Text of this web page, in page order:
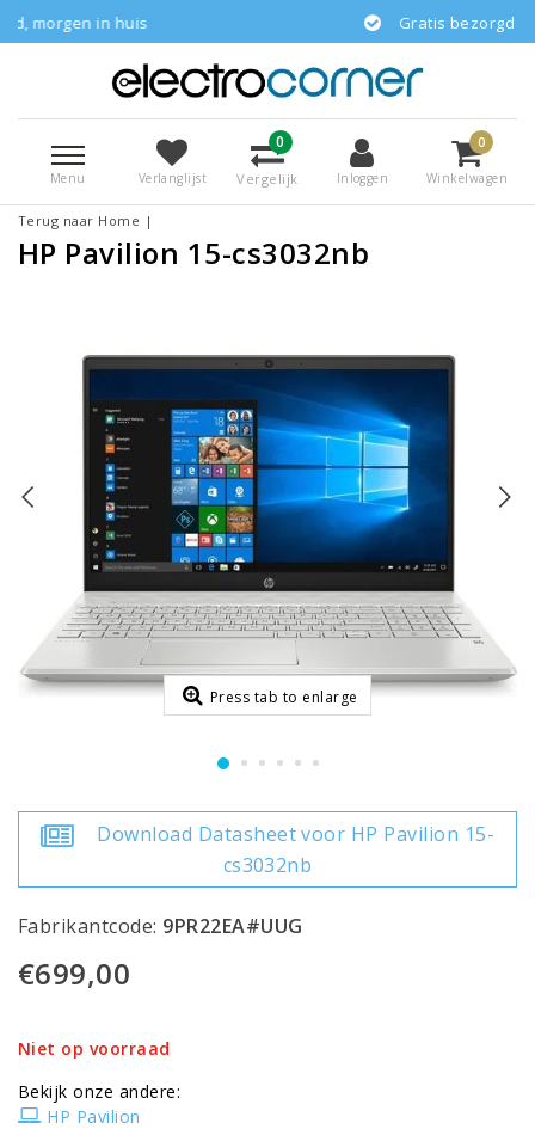
huis Gratis bezorgd
Menu Verlanglijst
0
Vergelijk Inloggen
0
Winkelwagen
Terug naar Home |
HP Pavilion 15-cs3032nb
Press tab to enlarge
Download Datasheet voor HP Pavilion 15-
cs3032nb
Fabrikantcode: 9PR22EA#UUG
€699,00
Niet op voorraad
Bekijk onze andere:
HP Pavilion